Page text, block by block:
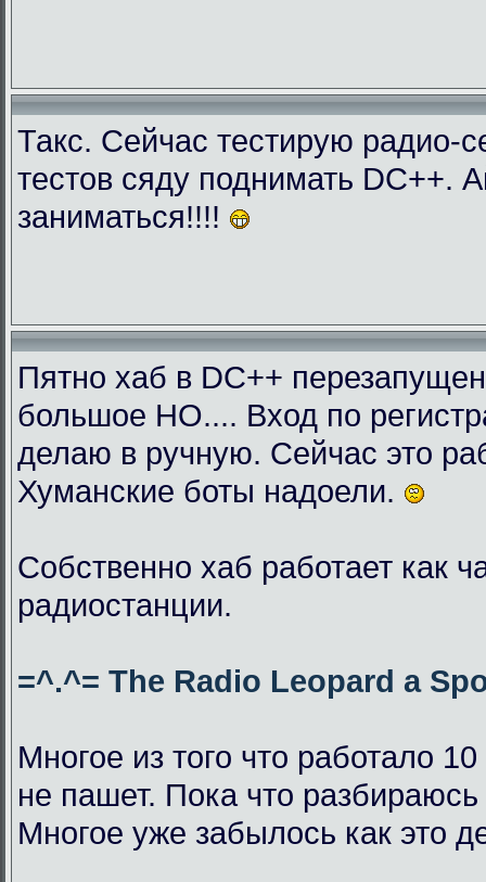
Такс. Сейчас тестирую радио-
тестов сяду поднимать DC++.
заниматься!!!!
Пятно хаб в DC++
большое НО.... Вход по
делаю в ручную. Сейчас это
Хуманские боты надоели.
Собственно хаб работает как
радиостанции.
=^.^= The Radio Leopard a
Многое из того что работало
не пашет. Пока что
Многое уже забылось как это